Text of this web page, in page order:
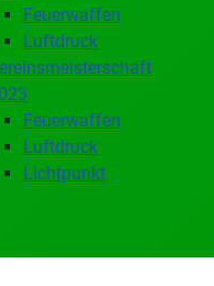
Feuerwaffen
Luftdruck
Feuerwaffen
Luftdruck
Lichtpunkt